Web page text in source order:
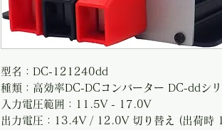
型名：DC-121240dd
種類：高効率DC-DCコンバーター DC-ddシ
入力電圧範囲：11.5V - 17.0V
出力電圧：13.4V / 12.0V 切り替え (出荷時